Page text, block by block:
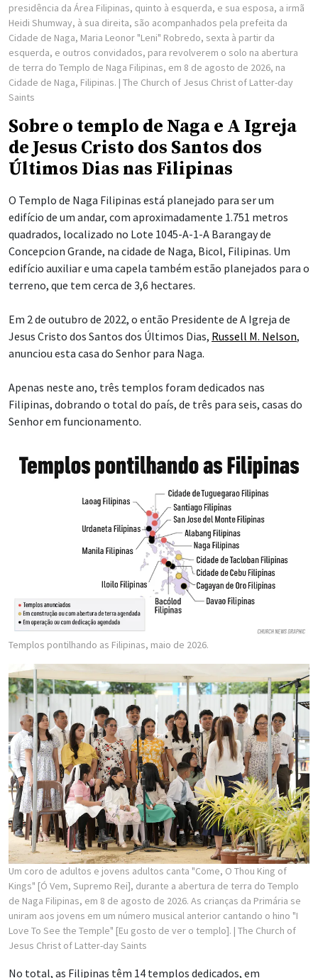
presidência da Área Filipinas, quinto à esquerda, e sua esposa, a irmã
Heidi Shumway, à sua direita, são acompanhados pela prefeita da
Cidade de Naga, Maria Leonor "Leni" Robredo, sexta à partir da
esquerda, e outros convidados, para revolverem o solo na abertura
de terra do Templo de Naga Filipinas, em 8 de agosto de 2026, na
Cidade de Naga, Filipinas. | The Church of Jesus Christ of Latter-day
Saints
Sobre o templo de Naga e A Igreja
de Jesus Cristo dos Santos dos
Últimos Dias nas Filipinas
O Templo de Naga Filipinas está planejado para ser um
edifício de um andar, com aproximadamente 1.751 metros
quadrados, localizado no Lote 1045-A-1-A Barangay de
Concepcion Grande, na cidade de Naga, Bicol, Filipinas. Um
edifício auxiliar e uma capela também estão planejados para o
terreno, que tem cerca de 3,6 hectares.
Em 2 de outubro de 2022, o então Presidente de A Igreja de
Jesus Cristo dos Santos dos Últimos Dias, Russell M. Nelson,
anunciou esta casa do Senhor para Naga.
Apenas neste ano, três templos foram dedicados nas
Filipinas, dobrando o total do país, de três para seis, casas do
Senhor em funcionamento.
Templos pontilhando as Filipinas, maio de 2026.
Um coro de adultos e jovens adultos canta "Come, O Thou King of
Kings" [Ó Vem, Supremo Rei], durante a abertura de terra do Templo
de Naga Filipinas, em 8 de agosto de 2026. As crianças da Primária se
uniram aos jovens em um número musical anterior cantando o hino "I
Love To See the Temple" [Eu gosto de ver o templo]. | The Church of
Jesus Christ of Latter-day Saints
No total, as Filipinas têm 14 templos dedicados, em